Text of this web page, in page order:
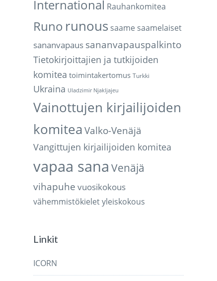
International Rauhankomitea
Runo runous saame saamelaiset
sananvapaus sananvapauspalkinto
Tietokirjoittajien ja tutkijoiden
komitea toimintakertomus Turkki
Ukraina Uladzimir Njakljajeu
Vainottujen kirjailijoiden
komitea Valko-Venäjä
Vangittujen kirjailijoiden komitea
vapaa sana Venäjä
vihapuhe vuosikokous
vähemmistökieletyleiskokous
Linkit
ICORN